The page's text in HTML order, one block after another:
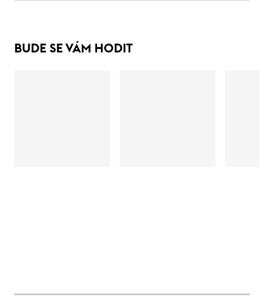
BUDE SE VÁM HODIT